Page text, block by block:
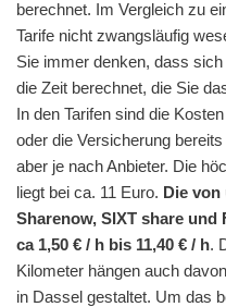
berechnet. Im Vergleich zu
Tarife nicht zwangsläufig
Sie immer denken, dass
die Zeit berechnet, die Sie
In den Tarifen sind die
oder die Versicherung
aber je nach Anbieter. Die
liegt bei ca. 11 Euro. Die von
Sharenow, SIXT share
ca 1,50 € / h bis 11,40 € / h.
Kilometer hängen auch
in Dassel gestaltet. Um das